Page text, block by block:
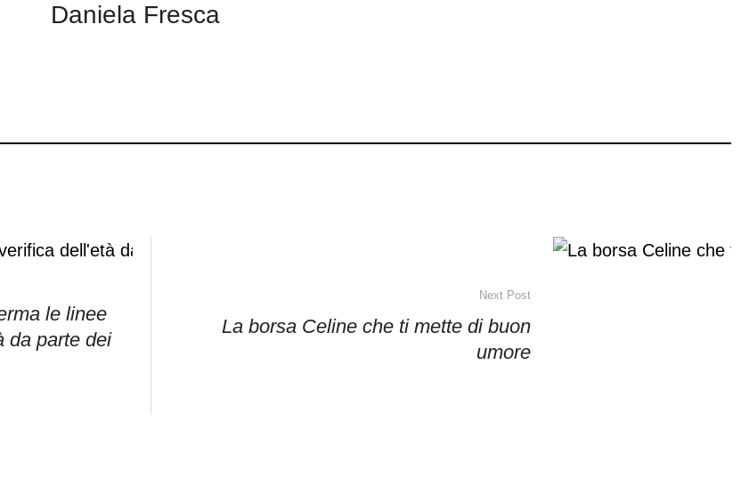
Daniela Fresca
le linee
da parte dei
Next Post
La borsa Celine che ti mette di buon
umore